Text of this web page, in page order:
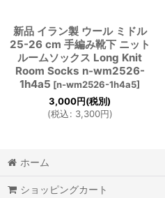
新品 イラン製 ウール ミドル
25-26 cm 手編み靴下 ニット
ルームソックス Long Knit
Room Socks n-wm2526-
1h4a5 [n-wm2526-1h4a5]
3,000円(税別)
(税込: 3,300円)
ホーム
ショッピングカート